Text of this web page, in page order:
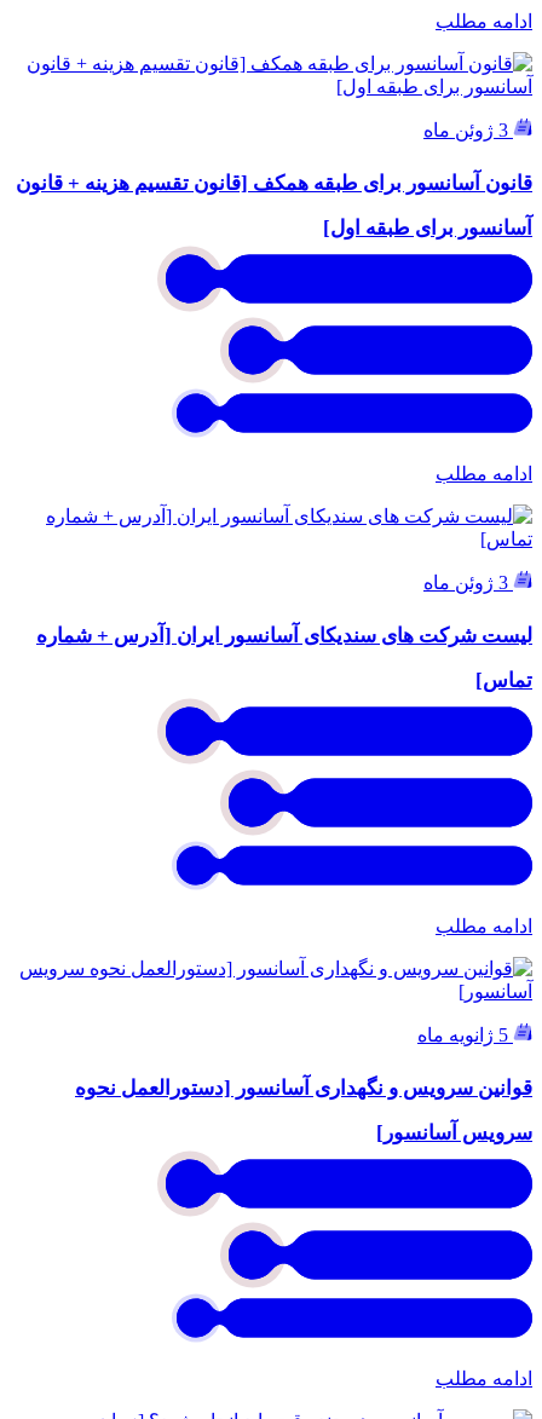
ادامه مطلب
قانون آسانسور برای طبقه همکف [قانون تقسیم هزینه + قانون
آسانسور برای طبقه اول]
ادامه مطلب
لیست شرکت های سندیکای آسانسور ایران [آدرس + شماره
تماس]
ادامه مطلب
قوانین سرویس و نگهداری آسانسور [دستورالعمل نحوه
سرویس آسانسور]
ادامه مطلب